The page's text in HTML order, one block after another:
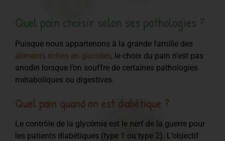
Quel pain choisir selon ses pathologies ?
Puisque nous appartenons à la grande famille des
aliments riches en glucides, le choix du pain n’est pas
anodin lorsque l’on souffre de certaines pathologies
métaboliques ou digestives.
Quel pain quand on est diabétique ?
Le contrôle de la glycémie est le nerf de la guerre pour
les patients diabétiques (type 1 ou type 2). L’objectif